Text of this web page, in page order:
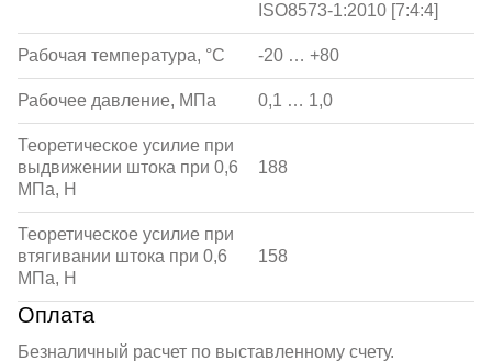
ISO8573-1:2010 [7:4:4]
Рабочая температура, °С -20 … +80
Рабочее давление, МПа 0,1 … 1,0
Теоретическое усилие при
выдвижении штока при 0,6
МПа, Н
188
Теоретическое усилие при
втягивании штока при 0,6
МПа, Н
158
Оплата
Безналичный расчет по выставленному счету.